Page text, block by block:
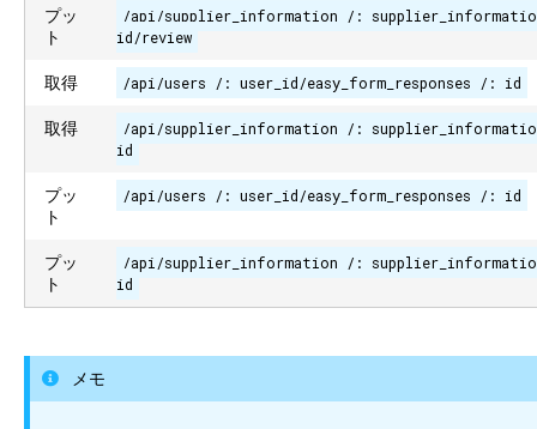
プッ
ト
/api/supplier_information /:
id/review
取得 /api/users /: user_id/easy_form_responses /: id
取得
/api/supplier_information /:
id
プッ
ト
/api/users /: user_id/easy_form_responses /: id
プッ
ト
/api/supplier_information /:
id
メモ